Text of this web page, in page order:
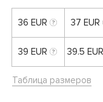
36 EUR 37 EUR
39 EUR 39.5 EUR
Таблица размеров